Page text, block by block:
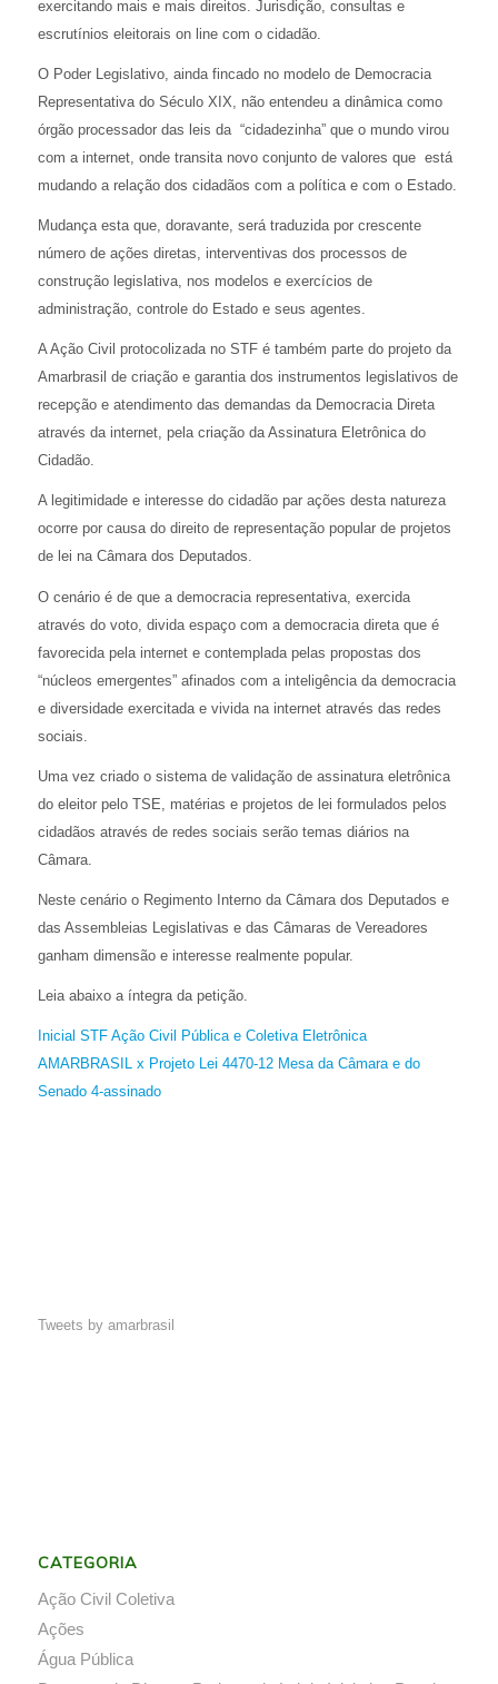
exercitando mais e mais direitos. Jurisdição, consultas e
escrutínios eleitorais on linecom o cidadão.
O Poder Legislativo, ainda fincado no modelo de Democracia
Representativa do Século XIX, não entendeu a dinâmica como
órgão processador das leis da “cidadezinha” que o mundo virou
com a internet, onde transita novo conjunto de valores que está
mudando a relação dos cidadãos com a política e com o Estado.
Mudança esta que, doravante, será traduzida por crescente
número de ações diretas, interventivas dos processos de
construção legislativa, nos modelos e exercícios de
administração, controle do Estado e seus agentes.
A Ação Civil protocolizada no STF é também parte do projeto da
Amarbrasil de criação e garantia dos instrumentos legislativos de
recepção e atendimento das demandas da Democracia Direta
através da internet, pela criação da Assinatura Eletrônica do
Cidadão.
A legitimidade e interesse do cidadão par ações desta natureza
ocorre por causa do direito de representação popular de projetos
de lei na Câmara dos Deputados.
O cenário é de que a democracia representativa, exercida
através do voto, divida espaço com a democracia direta que é
favorecida pela internet e contemplada pelas propostas dos
“núcleos emergentes” afinados com a inteligência da democracia
e diversidade exercitada e vivida na internet através das redes
sociais.
Uma vez criado o sistema de validação de assinatura eletrônica
do eleitor pelo TSE, matérias e projetos de lei formulados pelos
cidadãos através de redes sociais serão temas diários na
Câmara.
Neste cenário o Regimento Interno da Câmara dos Deputados e
das Assembleias Legislativas e das Câmaras de Vereadores
ganham dimensão e interesse realmente popular.
Leia abaixo a íntegra da petição.
Inicial STF Ação Civil Pública e Coletiva Eletrônica
AMARBRASIL x Projeto Lei 4470-12 Mesa da Câmara e do
Senado 4-assinado
Tweets by amarbrasil
CATEGORIA
Ação Civil Coletiva
Ações
Água Pública